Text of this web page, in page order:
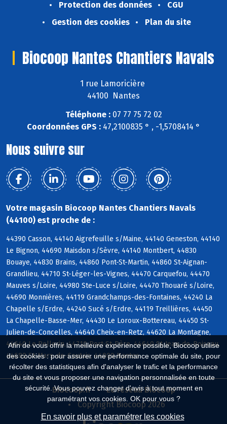
Afin de vous offrir la meilleure expérience possible, Biocoop utilise
des cookies : pour assurer une performance optimale du site, pour
récolter des statistiques afin d'analyser le trafic et la performance
du site et vous proposer une navigation personnalisée en toute
sécurité. Vous pouvez changer d'avis à tout moment en
paramétrant vos cookies. OK pour vous ?
En savoir plus et paramétrer les cookies
Protection des données
CGU
Gestion des cookies
Plan du site
Biocoop Nantes Chantiers Navals
1 rue Lamoricière
44100 Nantes
Téléphone :07 77 75 72 02
Coordonnées GPS : 47,2100835 ° , -1,5708414 °
Nous suivre sur
Votre magasin Biocoop Nantes Chantiers Navals
(44100) est proche de :
44390 Casson, 44140 Aigrefeuille s/Maine, 44140 Geneston, 44140
Le Bignon, 44690 Maisdon s/Sèvre, 44140 Montbert, 44830
Bouaye, 44830 Brains, 44860 Pont-St-Martin, 44860 St-Aignan-
Grandlieu, 44710 St-Léger-les-Vignes, 44470 Carquefou, 44470
Mauves s/Loire, 44980 Ste-Luce s/Loire, 44470 Thouaré s/Loire,
44690 Monnières, 44119 Grandchamps-des-Fontaines, 44240 La
Chapelle s/Erdre, 44240 Sucé s/Erdre, 44119 Treillières, 44450
La Chapelle-Basse-Mer, 44430 Le Loroux-Bottereau, 44450 St-
Julien-de-Concelles, 44640 Cheix-en-Retz, 44620 La Montagne,
44640 Le Pellerin, 44710 Port-St-Père, 44640 St-Jean-de-Boiseau,
44680 St-Mars-de-Coutais, 44000 Nantes
Biocoop.fr
Le réseau Biocoop
Copyright Biocoop 2026